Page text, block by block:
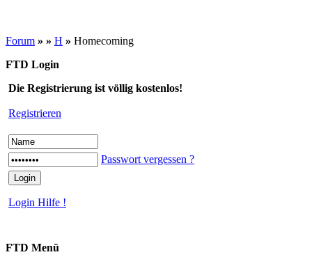
Forum » » H » Homecoming
FTD Login
Die Registrierung ist völlig kostenlos!
Registrieren
Passwort vergessen ?
Login Hilfe !
FTD Menü